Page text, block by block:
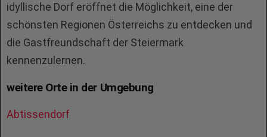
idyllische Dorf eröffnet die Möglichkeit, eine der
schönsten Regionen Österreichs zu entdecken und
die Gastfreundschaft der Steiermark
kennenzulernen.
weitere Orte in der Umgebung
Abtissendorf